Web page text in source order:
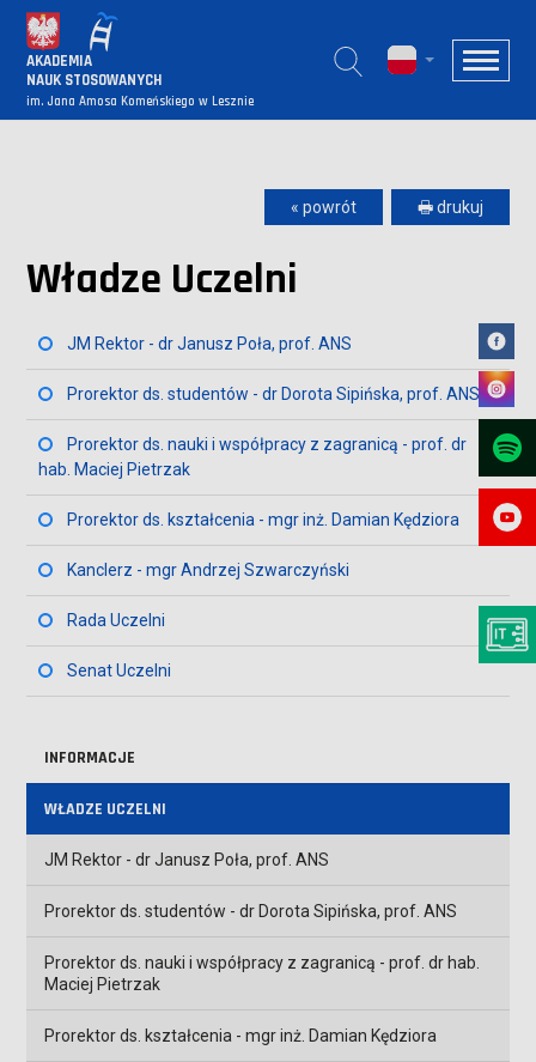
AKADEMIA
NAUK STOSOWANYCH
im. Jana Amosa Komeńskiego w Lesznie
INFORMACJE
WŁADZE UCZELNI
JM Rektor - dr Janusz Poła, prof. ANS
Prorektor ds. studentów - dr Dorota Sipińska, prof. ANS
Prorektor ds. nauki i współpracy z zagranicą - prof. dr hab.
Maciej Pietrzak
Prorektor ds. kształcenia - mgr inż. Damian Kędziora
« powrót 🖶 drukuj
Władze Uczelni
JM Rektor - dr Janusz Poła, prof. ANS
Prorektor ds. studentów - dr Dorota Sipińska, prof. ANS
Prorektor ds. nauki i współpracy z zagranicą - prof. dr
hab. Maciej Pietrzak
Prorektor ds. kształcenia - mgr inż. Damian Kędziora
Kanclerz - mgr Andrzej Szwarczyński
Rada Uczelni
Senat Uczelni